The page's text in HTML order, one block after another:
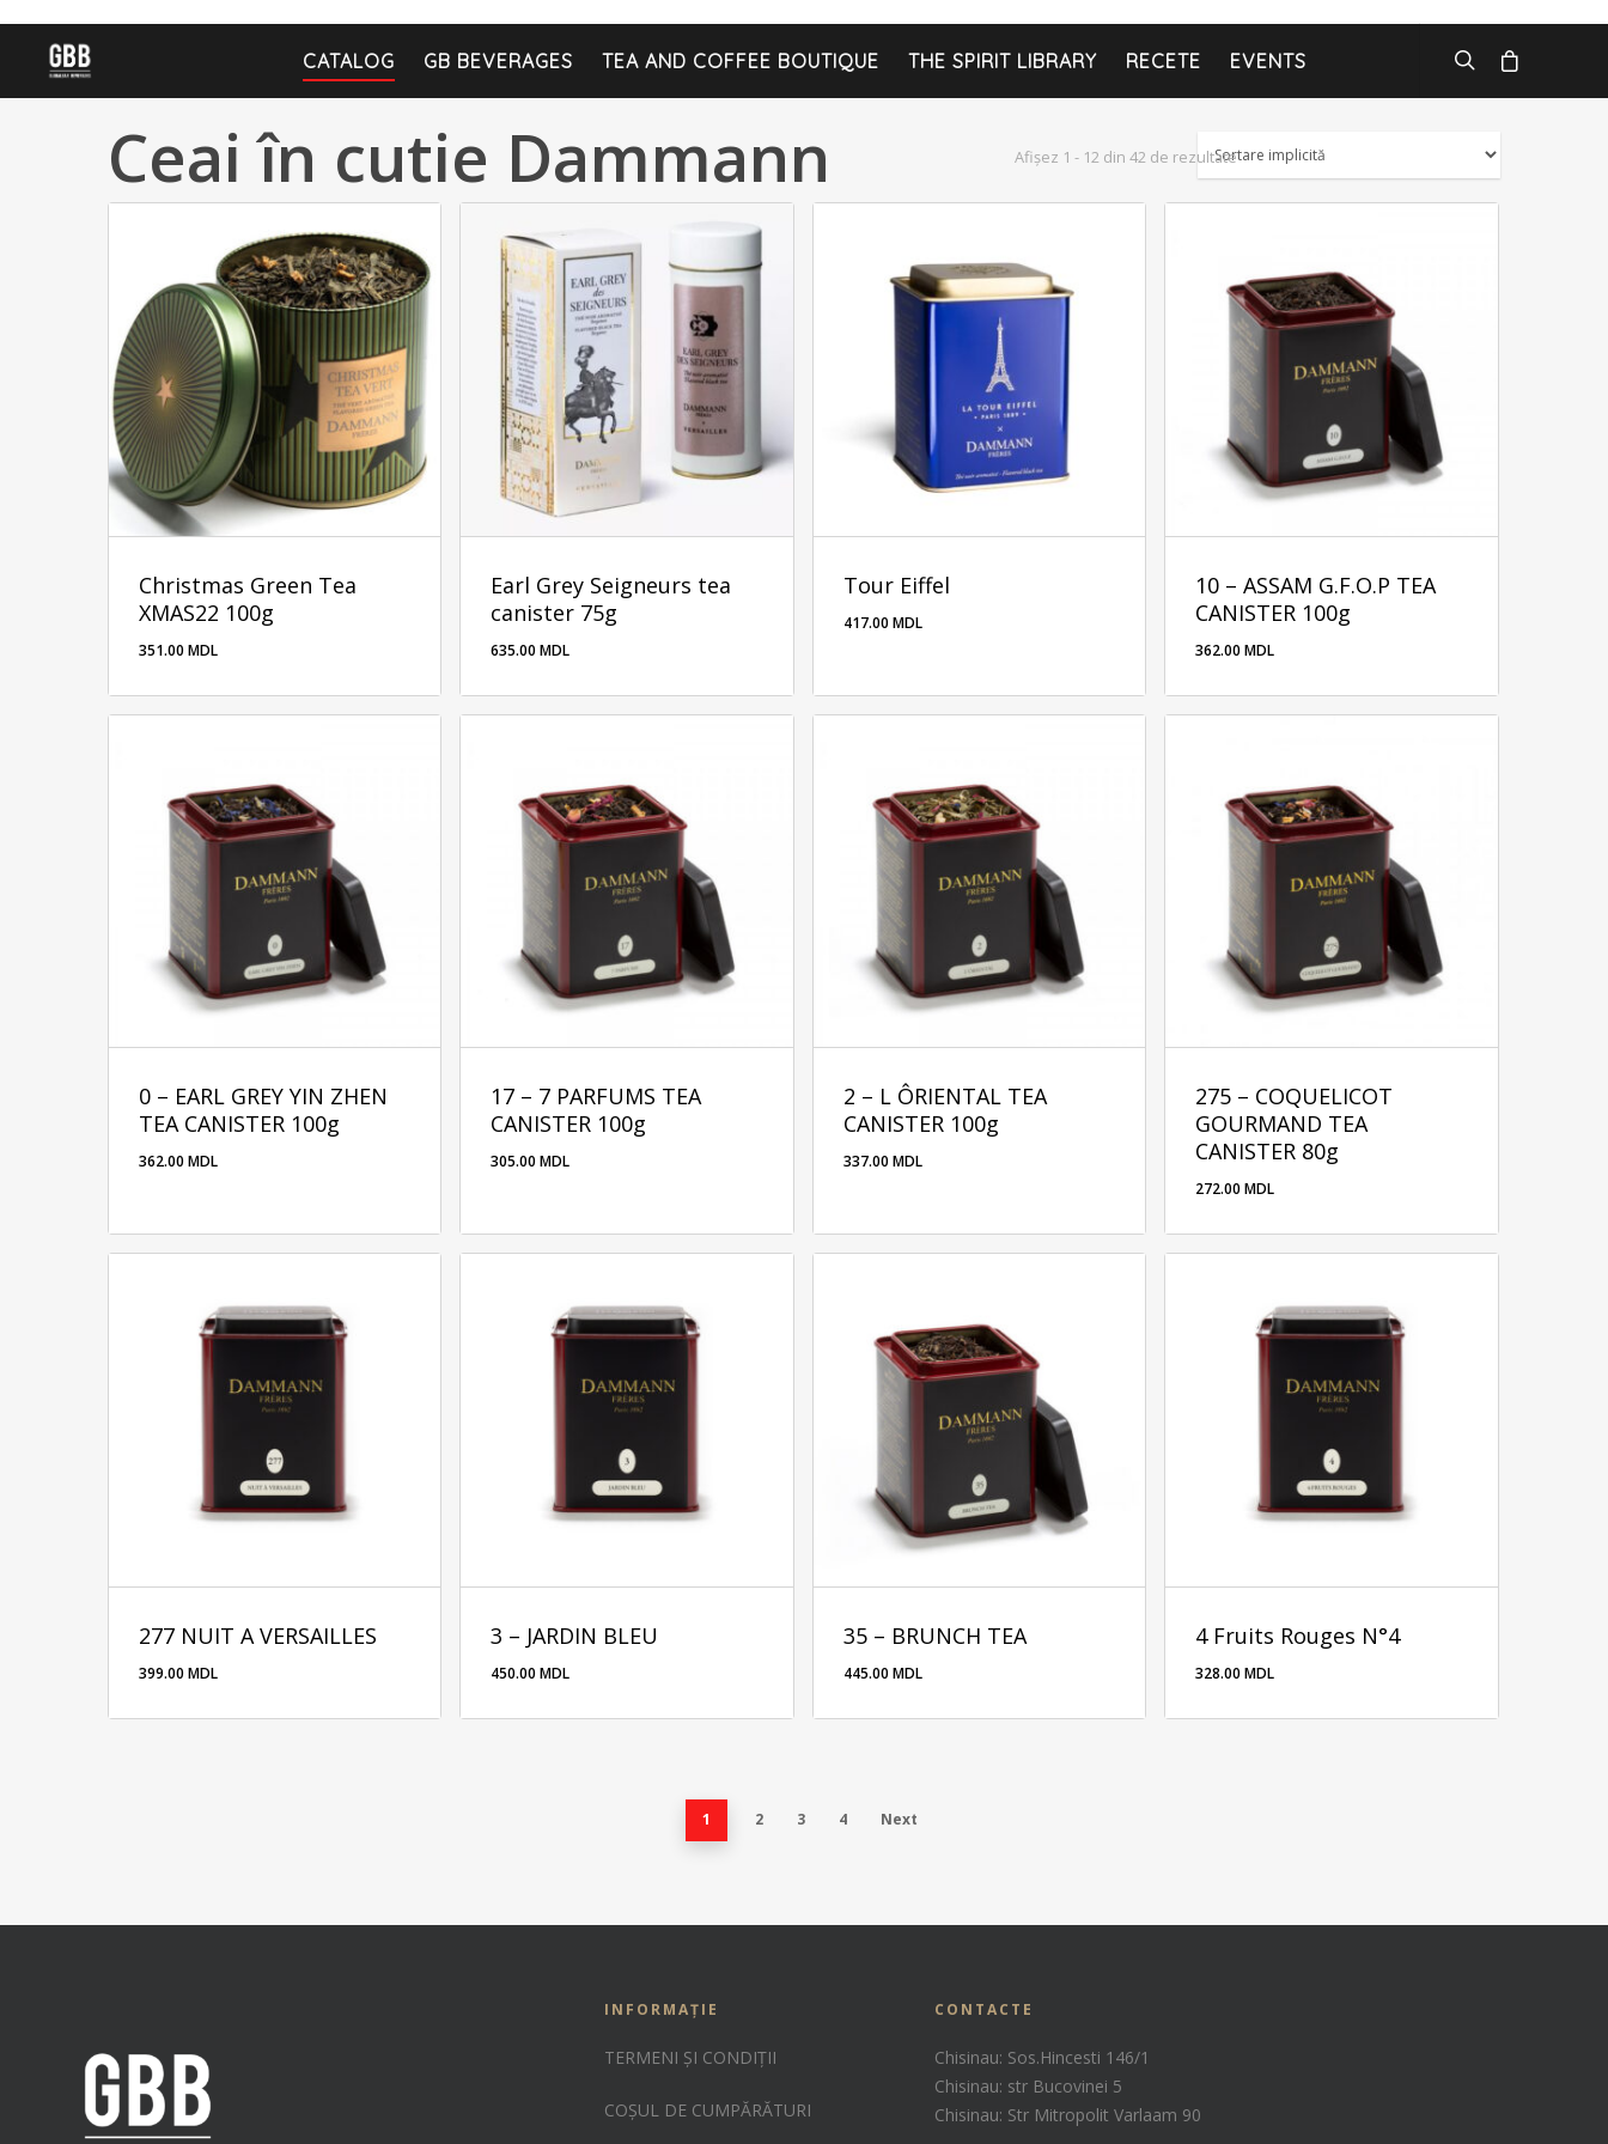
CATALOG GB BEVERAGES TEA AND COFFEE BOUTIQUE THE SPIRIT LIBRARY RECETE EVENTS
Ceai în cutie Dammann Afișez 1 - 12 din 42 de rezultate
Christmas Green Tea
XMAS22 100g
351.00 MDL
Earl Grey Seigneurs tea
canister 75g
635.00MDL
Tour Eiffel
417.00 MDL
10 – ASSAM G.F.O.P TEA
CANISTER 100g
362.00MDL
0 – EARL GREY YIN ZHEN
TEA CANISTER 100g
362.00 MDL
17 – 7 PARFUMS TEA
CANISTER 100g
305.00MDL
2 – L ÔRIENTAL TEA
CANISTER 100g
337.00 MDL
275 – COQUELICOT
GOURMAND TEA
CANISTER 80g
272.00MDL
277 NUIT А VERSAILLES
399.00 MDL
3 – JARDIN BLEU
450.00MDL
35 – BRUNCH ТЕА
445.00 MDL
4 Fruits Rouges N°4
328.00MDL
1 2 3 4 Next
INFORMAȚIE
TERMENI ȘI CONDIȚII
COȘUL DE CUMPĂRĂTURI
CONTACTE
Chisinau: Sos.Hincesti 146/1
Chisinau: str Bucovinei 5
Chisinau: Str Mitropolit Varlaam 90